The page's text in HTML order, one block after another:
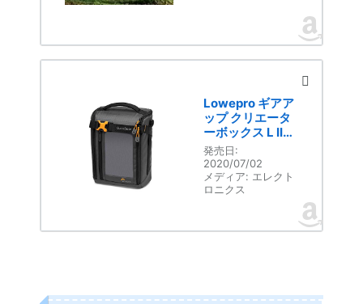
Lowepro ギアア
ップ クリエータ
ーボックス L II
カメラアクセサ
リー ガジェット
収納ポーチ 3.8L
コンパクト
発売日:
2020/07/02
メディア: エレクト
ロニクス